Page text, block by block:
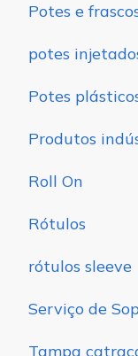
Potes e
potes
Potes
Produtos
Roll On
Rótulos
rótulos sleeve
Serviço de
Tampa